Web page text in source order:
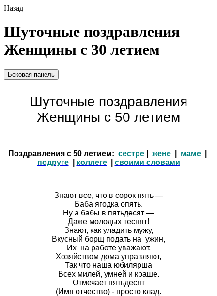
Назад
Шуточные поздравления
Женщины с 30 летием
Боковая панель
Шуточные поздравления
Женщины с 50 летием
Поздравления с 50 летием: сестре жене маме
подруге| коллеге| своими словами
Знают все, что в сорок пять —
Баба ягодка опять.
Ну а бабы в пятьдесят —
Даже молодых теснят!
Знают, как уладить мужу,
Вкусный борщ подать на ужин,
Их на работе уважают,
Хозяйством дома управляют,
Так что наша юбилярша
Всех милей, умней и краше.
Отмечает пятьдесят
(Имя отчество) - просто клад.